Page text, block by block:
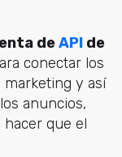
deAPIde
conectar los
marketing y así
anuncios,
que el